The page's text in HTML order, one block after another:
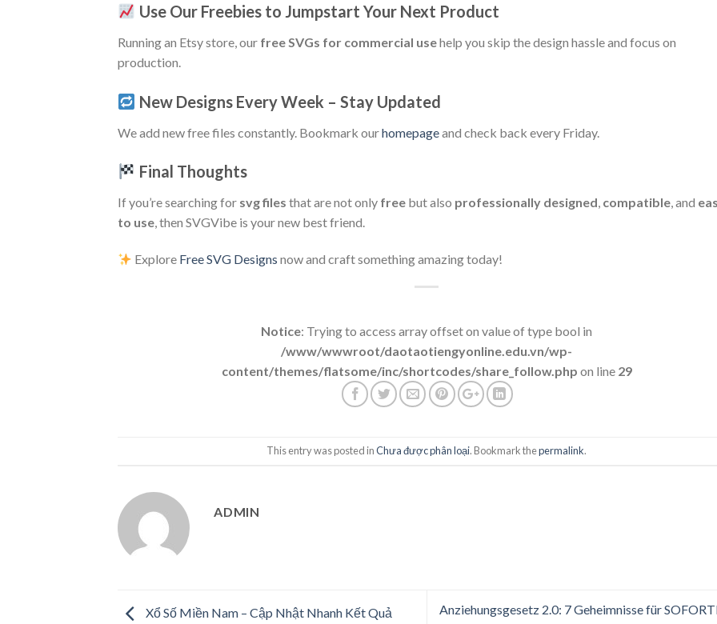
Use Our Freebies to Jumpstart Your Next Product
Running an Etsy store, our free SVGs for commercial usehelp you skip the design hassle and focus on
production.
New Designs Every Week – Stay Updated
We add new free files constantly. Bookmark ourhomepageand check back every Friday.
Final Thoughts
If you’re searching for svg files that are not only free but also professionally designed, compatible, and
to use, then SVGVibe is your new best friend.
Explore Free SVG Designs now and craft something amazing today!
Notice: Trying to access array offset on value of type bool in
/www/wwwroot/daotaotiengyonline.edu.vn/wp-
content/themes/flatsome/inc/shortcodes/share_follow.php on line 29
This entry was posted inChưa được phân loại. Bookmark thepermalink.
ADMIN
Xổ Số Miền Nam – Cập Nhật Nhanh Kết Quả
Anziehungsgesetz 2.0: 7 Geheimnisse für